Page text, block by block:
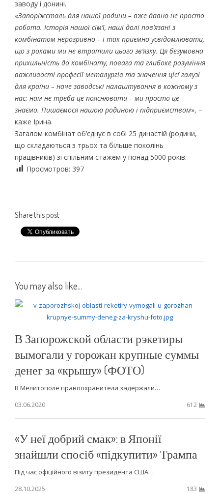
заводу і донині.
«Запоріжсталь для нашої родини – вже давно не просто
робота. Історія нашої сім’ї, наші долі пов’язані з
комбінатом нерозривно – і так приємно усвідомлювати,
що з роками ми не втратили цього зв’язку. Ця безумовна
прихильність до комбінату, повага та глибоке розуміння
важливості професії металургів та значення цієї галузі
для країни – наче заводські налаштування в кожному з
нас: нам не треба це пояснювати – ми просто це
знаємо. Пишаємося нашою родиною і підприємством», –
каже Ірина.
Загалом комбінат об’єднує в собі 25 династій (родини,
що складаються з трьох та більше поколінь
працівників) зі спільним стажем у понад 5000 років.
Просмотров: 397
Share this post
You may also like...
В Запорожской области рэкетиры
вымогали у горожан крупные суммы
денег за «крышу» (ФОТО)
В Мелитополе правоохранители задержали…
03.06.2020
612
«У неї добрий смак»: в Японії
знайшли спосіб «підкупити» Трампа
Під час офіційного візиту президента США…
28.10.2025
183